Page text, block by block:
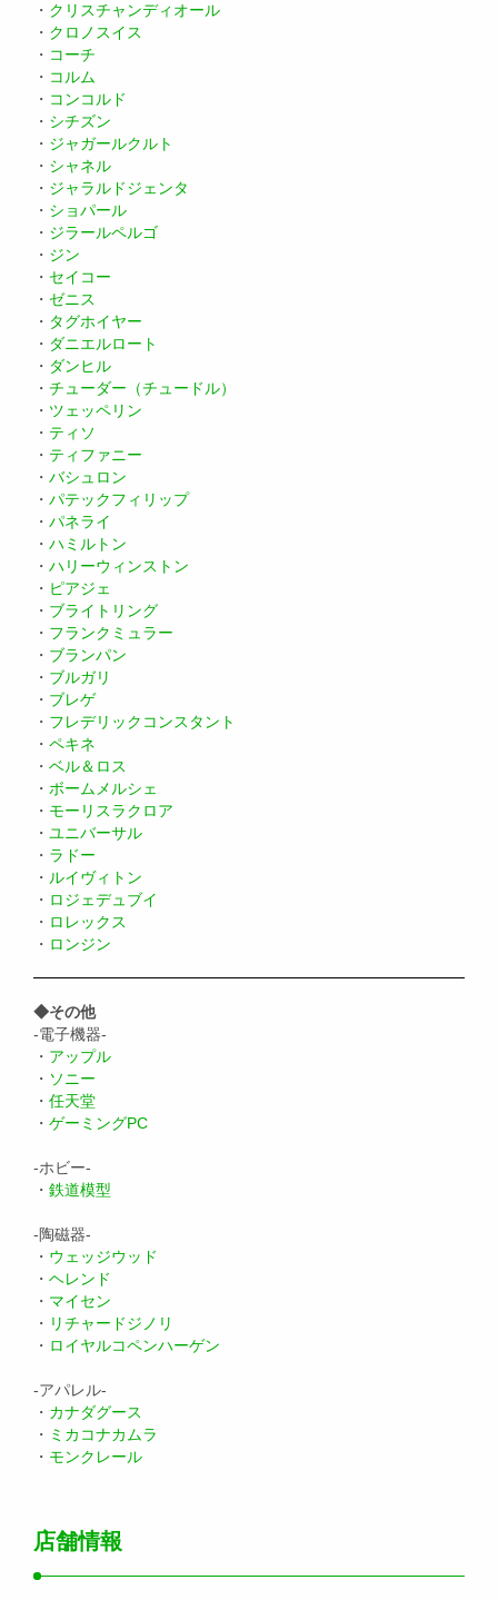
・ クリスチャンディオール
・ クロノスイス
・ コーチ
・ コルム
・ コンコルド
・ シチズン
・ ジャガールクルト
・ シャネル
・ ジャラルドジェンタ
・ ショパール
・ ジラールペルゴ
・ ジン
・ セイコー
・ ゼニス
・ タグホイヤー
・ ダニエルロート
・ ダンヒル
・ チューダー（チュードル）
・ ツェッペリン
・ ティソ
・ ティファニー
・ バシュロン
・ パテックフィリップ
・ パネライ
・ ハミルトン
・ ハリーウィンストン
・ ピアジェ
・ ブライトリング
・ フランクミュラー
・ ブランパン
・ ブルガリ
・ ブレゲ
・ フレデリックコンスタント
・ ペキネ
・ ベル＆ロス
・ ボームメルシェ
・ モーリスラクロア
・ ユニバーサル
・ ラドー
・ ルイヴィトン
・ ロジェデュブイ
・ ロレックス
・ ロンジン
◆その他
-電子機器-
・ アップル
・ ソニー
・ 任天堂
・ ゲーミングPC
-ホビー-
・ 鉄道模型
-陶磁器-
・ ウェッジウッド
・ ヘレンド
・ マイセン
・ リチャードジノリ
・ ロイヤルコペンハーゲン
-アパレル-
・ カナダグース
・ ミカコナカムラ
・ モンクレール
店舗情報